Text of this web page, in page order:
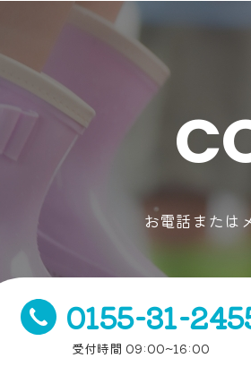
お電話または
0155-31-
受付時間 09:00~16:00